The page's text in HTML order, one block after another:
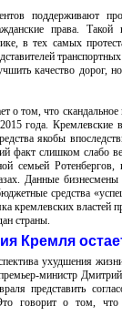
поддерживают
права.
в тех самых
качество дорог,
о том, что
года. Кремлевские
якобы
факт слишком слабо
семьей
Данные
средства
кремлевских
страны.
Кремля
ухудшения
министр
представить
Это говорит о том,